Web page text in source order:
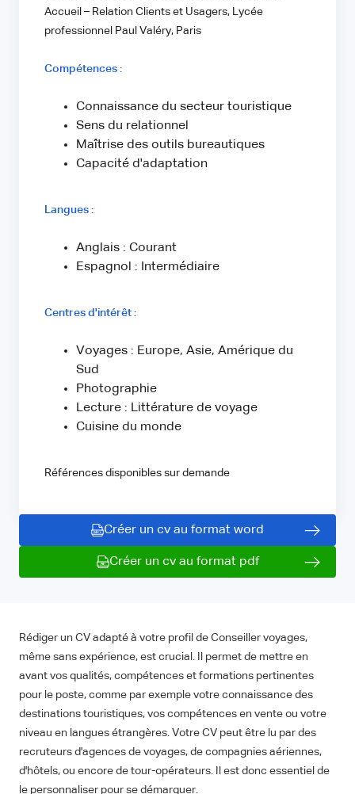
Accueil – Relation Clients et Usagers, Lycée
professionnel Paul Valéry, Paris
Compétences :
Connaissance du secteur touristique
Sens du relationnel
Maîtrise des outils bureautiques
Capacité d'adaptation
Langues :
Anglais : Courant
Espagnol : Intermédiaire
Centres d'intérêt :
Voyages : Europe, Asie, Amérique du
Sud
Photographie
Lecture : Littérature de voyage
Cuisine du monde
Références disponibles sur demande
Créer un cv au format word
Créer un cv au format pdf
Rédiger un CV adapté à votre profil de Conseiller voyages,
même sans expérience, est crucial. Il permet de mettre en
avant vos qualités, compétences et formations pertinentes
pour le poste, comme par exemple votre connaissance des
destinations touristiques, vos compétences en vente ou votre
niveau en langues étrangères. Votre CV peut être lu par des
recruteurs d'agences de voyages, de compagnies aériennes,
d'hôtels, ou encore de tour-opérateurs. Il est donc essentiel de
le personnaliser pour se démarquer.